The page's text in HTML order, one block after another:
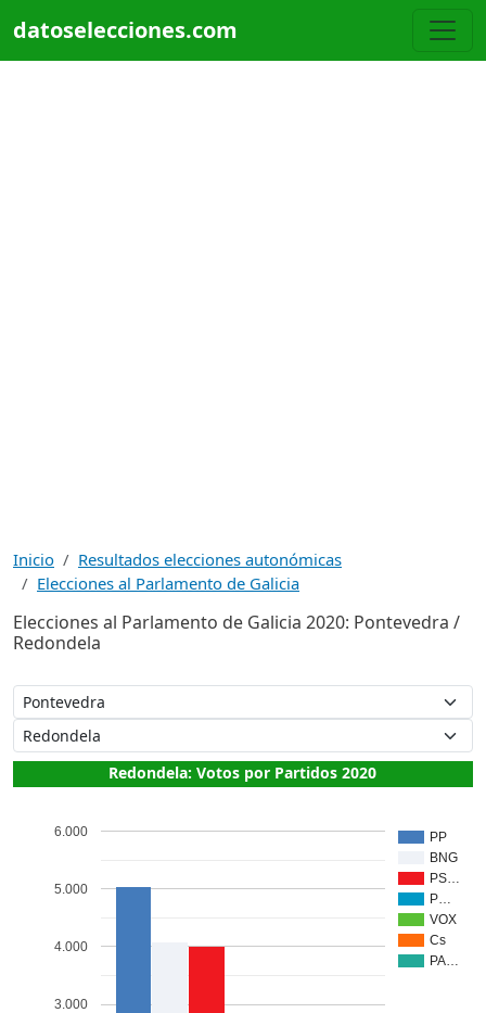
datoselecciones.com
Inicio
Resultados elecciones autonómicas
Elecciones al Parlamento de Galicia
Elecciones al Parlamento de Galicia 2020: Pontevedra /
Redondela
Redondela: Votos por Partidos 2020
PP
BNG
PS…
P…
VOX
Cs
PA…
3.000
4.000
5.000
6.000